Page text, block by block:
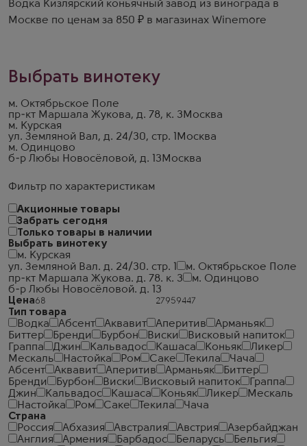
Фильтр по характеристикам
Акционные товары
Забрать сегодня
Только товары в наличии
Выбрать винотеку
м. Курская
ул. Земляной Вал. д. 24/30. стр. 1
м. Октябрьское Поле
пр-кт Маршала Жукова. д. 78. к. 3
м. Одинцово
б-р Любы Новосёловой. д. 13
Цена
Тип товара
Водка
Абсент Аквавит Аперитив
Арманьяк
Биттер
Бренди Бурбон Виски
Висковый напиток
Граппа
Джин Кальвадос Кашаса Коньяк
Ликер
Мескаль
Настойка Ром Саке Текила
Чача
Абсент
Аквавит Аперитив Арманьяк
Биттер
Бренди
Бурбон Виски Висковый напиток
Граппа
Джин
Кальвадос Кашаса Коньяк Ликер
Мескаль
Настойка
Ром Саке Текила
Чача
Страна
Россия
Абхазия Австралия Австрия
Азербайджан
Англия
Армения Барбадос Беларусь
Бельгия
Водка Кизлярский коньячный завод из винограда в
Москве по ценам за 850 ₽ в магазинах Winemore
Выбрать винотеку
м. Октябрьское Поле
пр-кт Маршала Жукова, д. 78, к. 3 Москва
м. Курская
ул. Земляной Вал, д. 24/30, стр. 1
Москва
м. Одинцово
б-р Любы Новосёловой, д. 13 Москва